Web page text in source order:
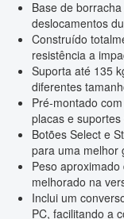
Base de
deslocamentos
Construído
resistência a
Suporta até 135
diferentes
Pré-montado
placas e
Botões Select e
para uma melhor
Peso
melhorado na
Inclui um
PC, facilitando a